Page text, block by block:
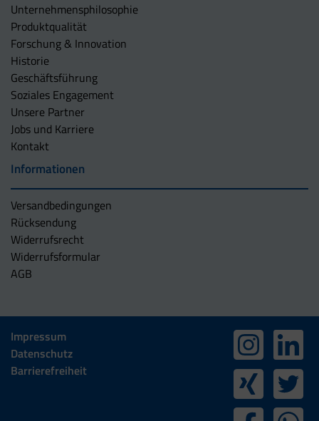
Unternehmens­philosophie
Produktqualität
Forschung & Innovation
Historie
Geschäftsführung
Soziales Engagement
Unsere Partner
Jobs und Karriere
Kontakt
Informationen
Versandbedingungen
Rücksendung
Widerrufsrecht
Widerrufsformular
AGB
Impressum
Datenschutz
Barrierefreiheit